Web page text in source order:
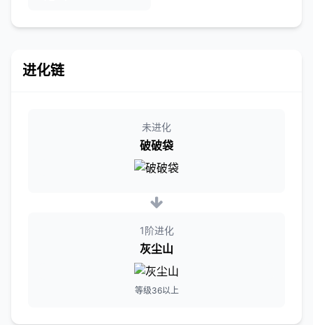
进化链
未进化
破破袋
1阶进化
灰尘山
等级36以上